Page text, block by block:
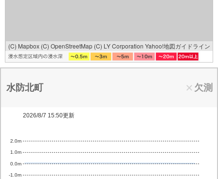
(C) Mapbox (C) OpenStreetMap (C) LY Corporation Yahoo!地図ガイドライン
水防北町 欠測
2026/8/7 15:50更新
-1.0m
0.0m
1.0m
2.0m